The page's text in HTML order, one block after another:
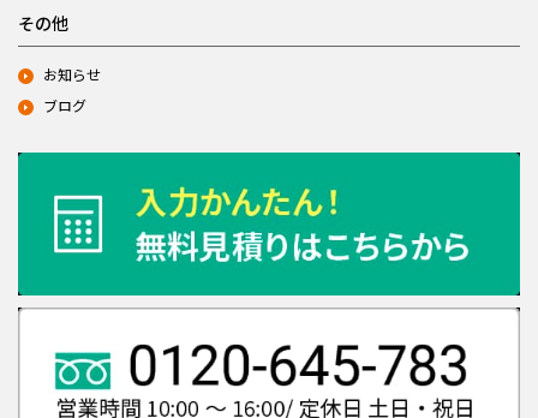
その他
お知らせ
ブログ